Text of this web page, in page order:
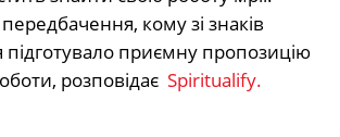
кому зі знаків
підготувало приємну пропозицію
розповідає Spiritualify.